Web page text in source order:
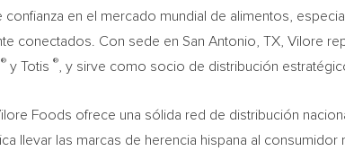
en el mercado mundial de alimentos,
conectados. Con sede en San Antonio, TX, Vilore
® y Totis ® , y sirve como socio de distribución
Foods ofrece una sólida red de distribución
llevar las marcas de herencia hispana al